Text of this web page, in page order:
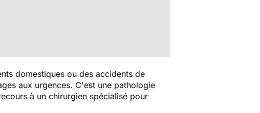
domestiques ou des accidents de
aux urgences. C'est une pathologie
à un chirurgien spécialisé pour